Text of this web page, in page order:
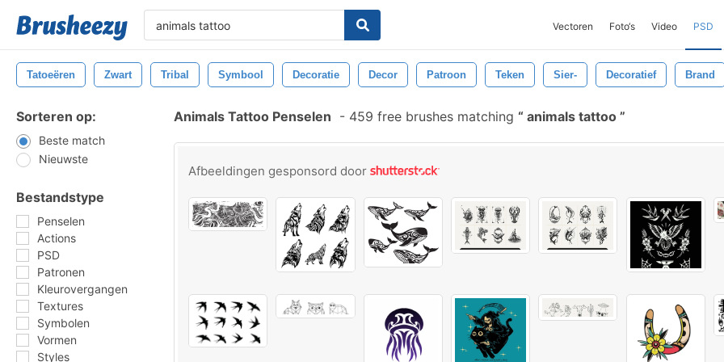
Vectoren Foto‘s Video PSD
Tatoeëren Zwart Tribal Symbool Decoratie Decor Patroon Teken Sier- Decoratief Brand
Sorteren op:
Beste match
Nieuwste
Bestandstype
Penselen
Actions
PSD
Patronen
Kleurovergangen
Textures
Symbolen
Vormen
Styles
Animals Tattoo Penselen - 459 free brushes matching animals tattoo
Afbeeldingen gesponsord door